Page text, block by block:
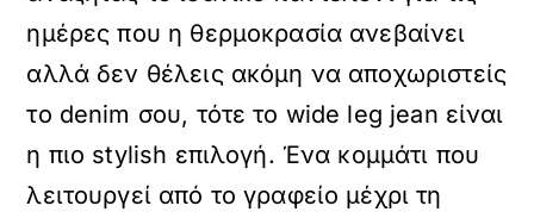
ημέρες που η θερμοκρασία ανεβαίνει
αλλά δεν θέλεις ακόμη να αποχωριστείς
το denim σου, τότε το wide leg jean είναι
η πιο stylish επιλογή. Ένα κομμάτι που
λειτουργεί από το γραφείο μέχρι τη